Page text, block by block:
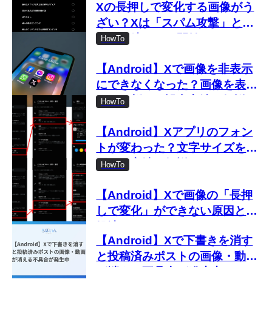
Xの長押しで変化する画像がう
ざい？Xは「スパム攻撃」とし
て取り締まりを開始
HowTo
【Android】Xで画像を非表示
にできなくなった？画像を表示
しない新しい設定方法を解説
HowTo
【Android】Xアプリのフォン
トが変わった？文字サイズを変
更する方法を解説
HowTo
【Android】Xで画像の「長押
しで変化」ができない原因と対
【Android】Xで下書きを消す
と投稿済みポストの画像・動画